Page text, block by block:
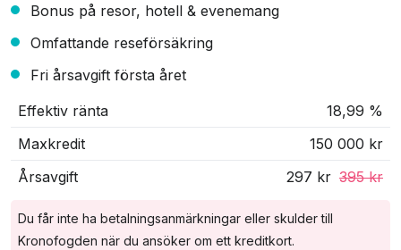
Bonus på resor, hotell & evenemang
Omfattande reseförsäkring
Fri årsavgift första året
Effektiv ränta
18,99 %
Maxkredit
150 000 kr
Årsavgift
297 kr 395 kr
Du får inte ha betalningsanmärkningar eller skulder till
Kronofogden när du ansöker om ett kreditkort.